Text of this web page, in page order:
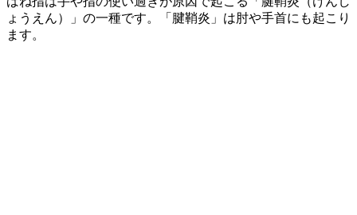
ょうえん）」の一種です。「腱鞘炎」は肘や手首にも起こり
ます。